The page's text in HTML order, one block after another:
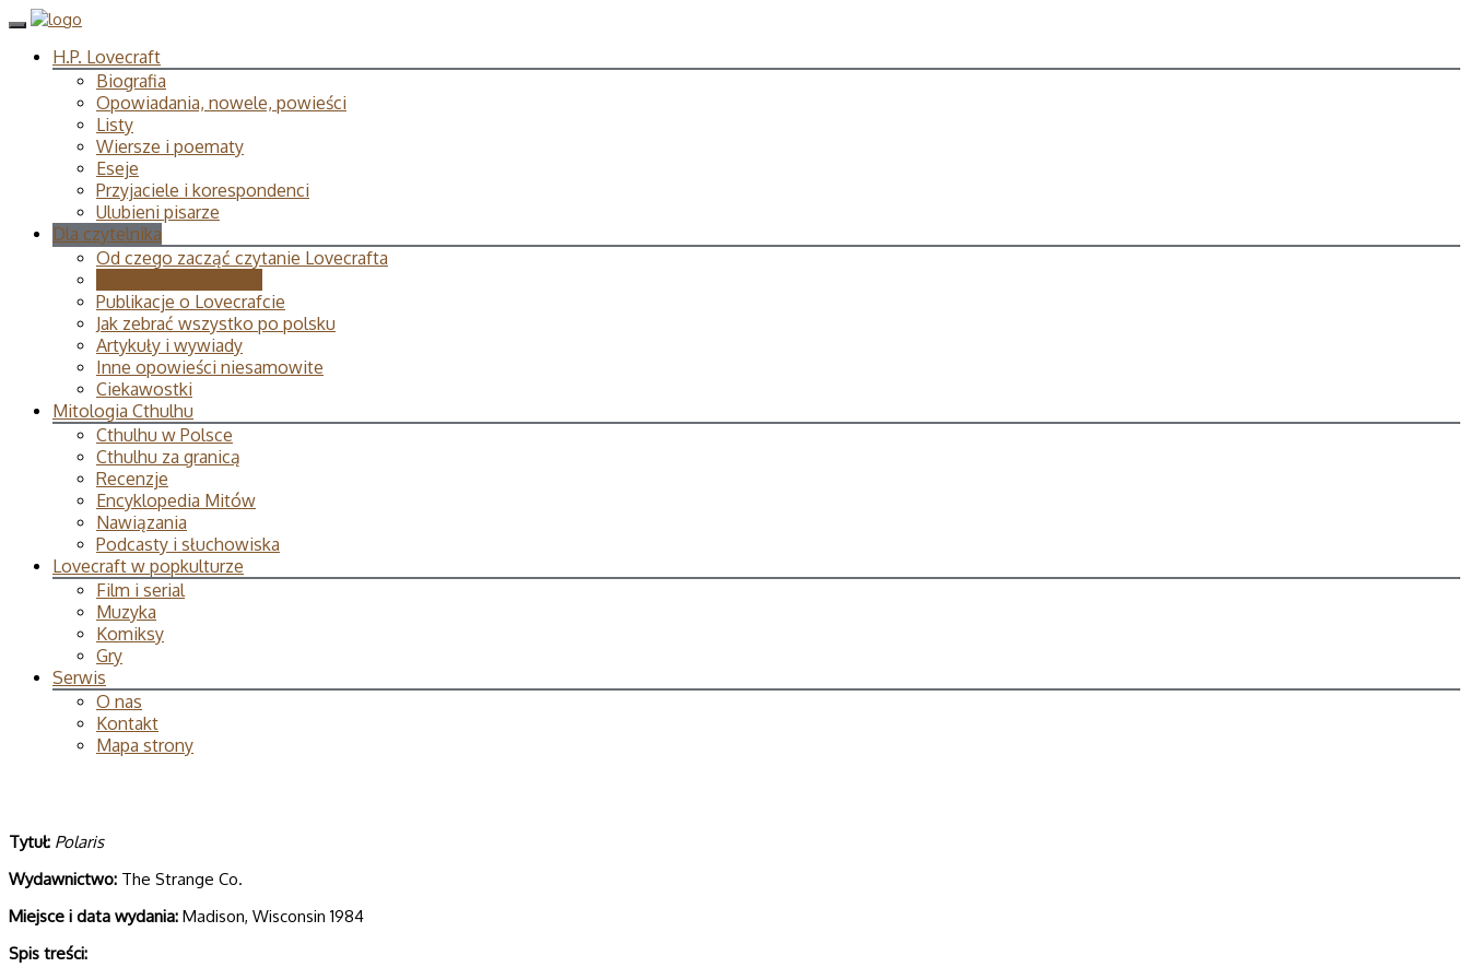
H.P. Lovecraft
Biografia
Opowiadania, nowele, powieści
Listy
Wiersze i poematy
Eseje
Przyjaciele i korespondenci
Ulubieni pisarze
Dla czytelnika
Od czego zacząć czytanie Lovecrafta
Publikacje o Lovecrafcie
Jak zebrać wszystko po polsku
Artykuły i wywiady
Inne opowieści niesamowite
Ciekawostki
Mitologia Cthulhu
Cthulhu w Polsce
Cthulhu za granicą
Recenzje
Encyklopedia Mitów
Nawiązania
Podcasty i słuchowiska
Lovecraft w popkulturze
Film i serial
Muzyka
Komiksy
Gry
Serwis
O nas
Kontakt
Mapa strony
Tytuł: Polaris
Wydawnictwo: The Strange Co.
Miejsce i data wydania: Madison, Wisconsin 1984
Spis treści: